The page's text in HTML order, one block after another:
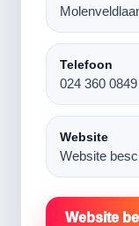
Telefoon
024 360 0849
Website
Website
Website